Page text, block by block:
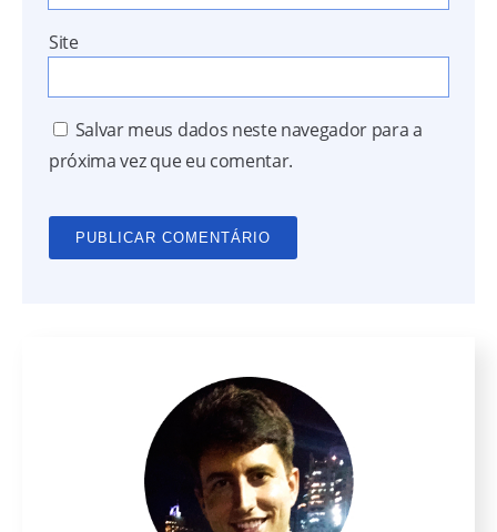
Site
Salvar meus dados neste navegador para a
próxima vez que eu comentar.